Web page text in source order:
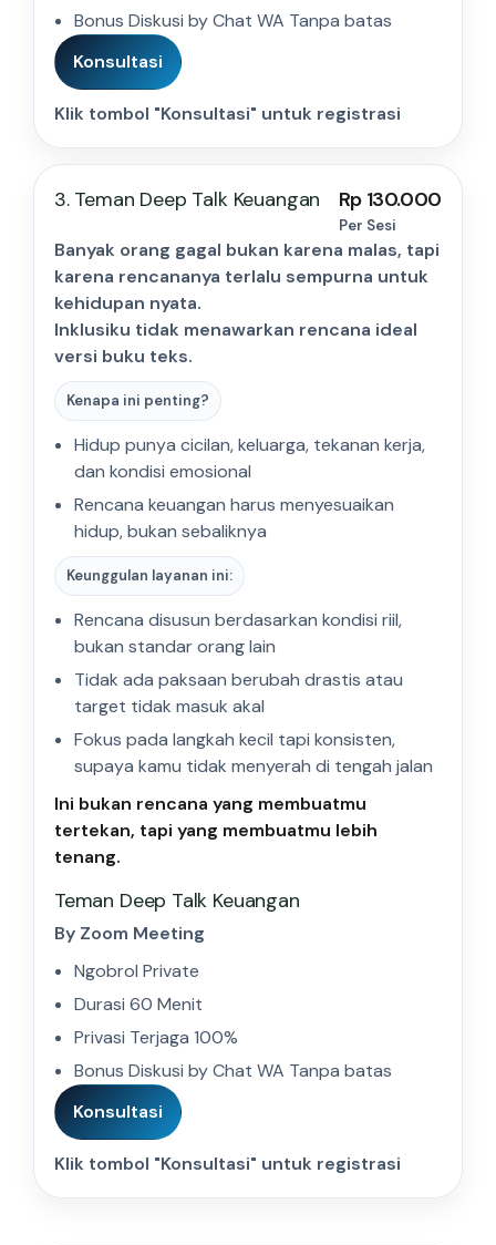
Bonus Diskusi by Chat WA Tanpa batas
Konsultasi
Klik tombol "Konsultasi" untuk registrasi
3. Teman Deep Talk Keuangan Rp 130.000
Per Sesi
Banyak orang gagal bukan karena malas, tapi
karena rencananya terlalu sempurna untuk
kehidupan nyata.
Inklusiku tidak menawarkan rencana ideal
versi buku teks.
Kenapa ini penting?
Hidup punya cicilan, keluarga, tekanan kerja,
dan kondisi emosional
Rencana keuangan harus menyesuaikan
hidup, bukan sebaliknya
Keunggulan layanan ini:
Rencana disusun berdasarkan kondisi riil,
bukan standar orang lain
Tidak ada paksaan berubah drastis atau
target tidak masuk akal
Fokus pada langkah kecil tapi konsisten,
supaya kamu tidak menyerah di tengah jalan
Ini bukan rencana yang membuatmu
tertekan, tapi yang membuatmu lebih
tenang.
Teman Deep Talk Keuangan
By Zoom Meeting
Ngobrol Private
Durasi 60 Menit
Privasi Terjaga 100%
Bonus Diskusi by Chat WA Tanpa batas
Konsultasi
Klik tombol "Konsultasi" untuk registrasi